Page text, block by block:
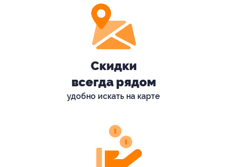
Скидки
всегда рядом
удобно искать на карте